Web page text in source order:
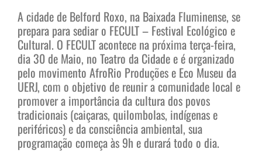
A cidade de Belford Roxo, na Baixada Fluminense, se
prepara para sediar o FECULT – Festival Ecológico e
Cultural. O FECULT acontece na próxima terça-feira,
dia 30 de Maio, no Teatro da Cidade e é organizado
pelo movimento AfroRio Produções e Eco Museu da
UERJ, com o objetivo de reunir a comunidade local e
promover a importância da cultura dos povos
tradicionais (caiçaras, quilombolas, indígenas e
periféricos) e da consciência ambiental, sua
programação começa às 9h e durará todo o dia.